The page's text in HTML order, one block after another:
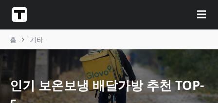
☰
홈 기타
인기 보온보냉 배달가방 추천 TOP-